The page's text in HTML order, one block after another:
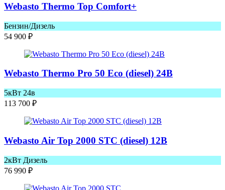
Webasto Thermo Top Comfort+
Бензин/Дизель
54 900 ₽
Webasto Thermo Pro 50 Eco (diesel) 24В
5кВт 24в
113 700 ₽
Webasto Air Top 2000 STC (diesel) 12В
2кВт Дизель
76 990 ₽